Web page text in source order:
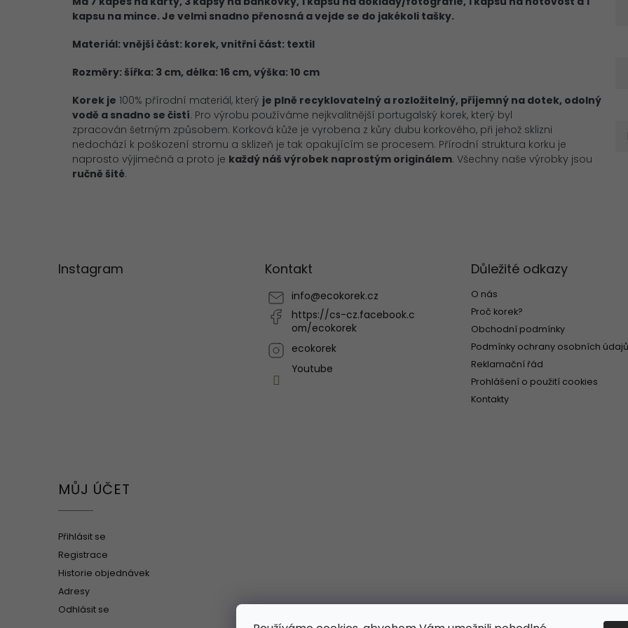
kapsu na mince. Je velmi snadno přenosná a vejde se do jakékoli tašky.
Materiál: vnější část: korek, vnitřní část: textil
Rozměry: šířka: 3 cm, délka: 16 cm, výška: 10 cm
Korek je 100% přírodní materiál, který je plně recyklovatelný a rozložitelný, příjemný na dotek, odolný
vodě a snadno se čistí. Pro výrobu používáme nejkvalitnější portugalský korek, který byl
zpracován šetrným způsobem. Korková kůže je vyrobena z kůry dubu korkového, při jehož sklizni
nedochází k poškození stromu a sklizeň je tak opakujícím se procesem. Přírodní struktura korku je
naprosto výjimečná a proto je každý náš výrobek naprostým originálem. Všechny naše výrobky jsou
ručně šité.
Instagram Kontakt
info@ecokorek.cz
https://cs-cz.facebook.c
om/ecokorek
ecokorek
Youtube
Důležité odkazy
O nás
Proč korek?
Obchodní podmínky
Podmínky ochrany osobních údajů
Reklamační řád
Prohlášení o použití cookies
Kontakty
MŮJ ÚČET
Přihlásit se
Registrace
Historie objednávek
Adresy
Odhlásit se